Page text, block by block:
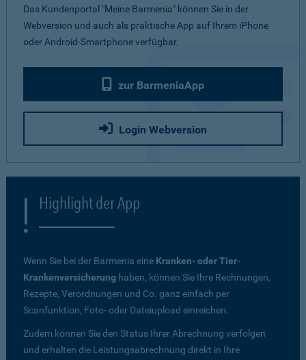
Das Kundenportal "Meine Barmenia" können Sie in der
Webversion und auch als praktische App auf Ihrem iPhone
oder Android-Smartphone verfügbar.
zur BarmeniaApp
Login Webversion
Highlight der App
Wenn Sie bei der Barmenia eine Kranken- oder Tier-
Krankenversicherung haben, können Sie Ihre Rechnungen,
Rezepte, Verordnungen und Co. ganz einfach per
Scanfunktion, Foto- oder Dateiupload einreichen.
Zudem können Sie den Status Ihrer Abrechnung verfolgen
und erhalten die Leistungsabrechnung direkt in Ihre